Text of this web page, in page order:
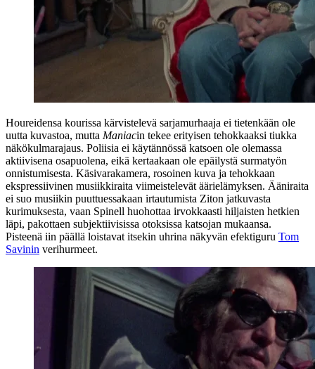
Houreidensa kourissa kärvistelevä sarjamurhaaja ei tietenkään ole
uutta kuvastoa, mutta Maniacin tekee erityisen tehokkaaksi tiukka
näkökulmarajaus. Poliisia ei käytännössä katsoen ole olemassa
aktiivisena osapuolena, eikä kertaakaan ole epäilystä surmatyön
onnistumisesta. Käsivarakamera, rosoinen kuva ja tehokkaan
ekspressiivinen musiikkiraita viimeistelevät äärielämyksen. Ääniraita
ei suo musiikin puuttuessakaan irtautumista Ziton jatkuvasta
kurimuksesta, vaan Spinell huohottaa irvokkaasti hiljaisten hetkien
läpi, pakottaen subjektiivisissa otoksissa katsojan mukaansa.
Pisteenä iin päällä loistavat itsekin uhrina näkyvän efektiguru Tom
Savinin verihurmeet.